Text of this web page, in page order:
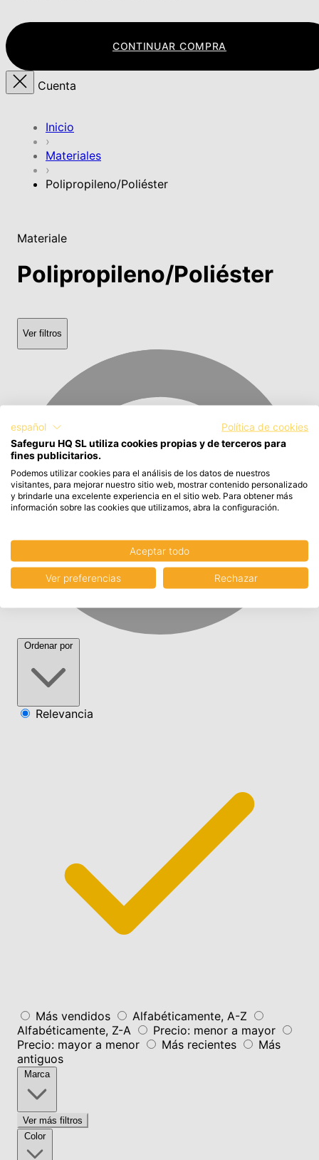
CONTINUAR COMPRA
Cuenta
Inicio
›
Materiales
›
Polipropileno/Poliéster
Materiale
Polipropileno/Poliéster
Ver filtros
Ordenar por
Relevancia
Más vendidos
Alfabéticamente, A-Z
Alfabéticamente, Z-A
Precio: menor a mayor
Precio: mayor a menor
Más recientes
Más
antiguos
Marca
Ver más filtros
Color
español
Política de cookies
Safeguru HQ SL utiliza cookies propias y de terceros para
fines publicitarios.
Podemos utilizar cookies para el análisis de los datos de nuestros
visitantes, para mejorar nuestro sitio web, mostrar contenido personalizado
y brindarle una excelente experiencia en el sitio web. Para obtener más
información sobre las cookies que utilizamos, abra la configuración.
Aceptar todo
Ver preferencias Rechazar